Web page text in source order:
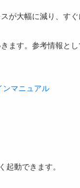
が大幅に減り、す
ます。参考情報と
ンマニュアル
起動できます。